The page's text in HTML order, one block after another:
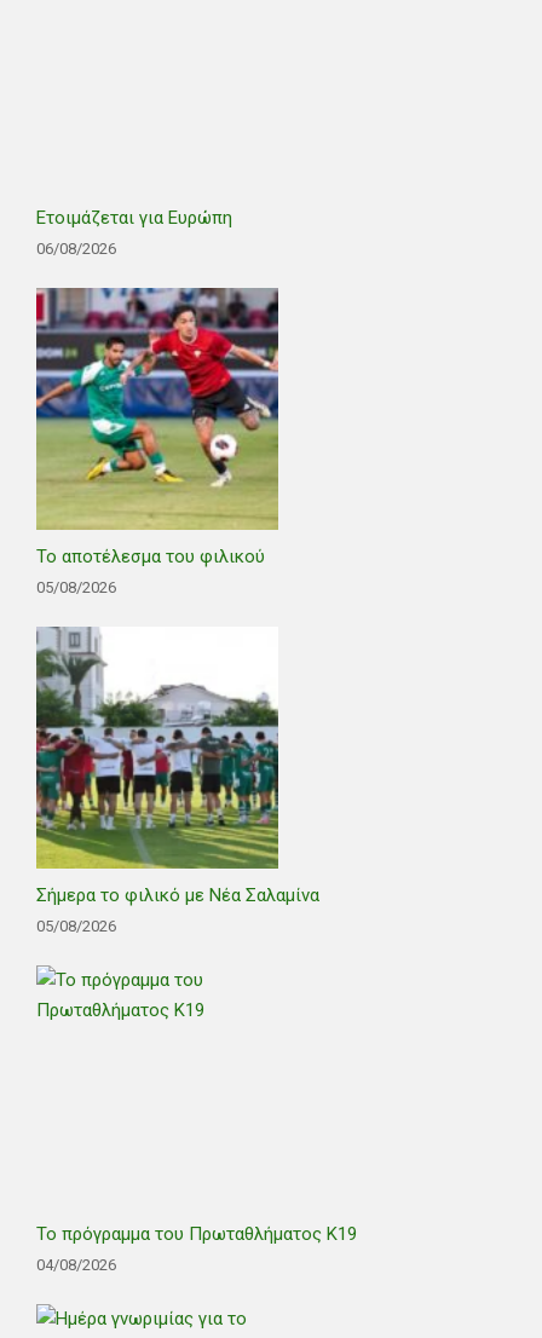
Ετοιμάζεται για Ευρώπη
06/08/2026
Το αποτέλεσμα του φιλικού
05/08/2026
Σήμερα το φιλικό με Νέα Σαλαμίνα
05/08/2026
Το πρόγραμμα του Πρωταθλήματος Κ19
04/08/2026